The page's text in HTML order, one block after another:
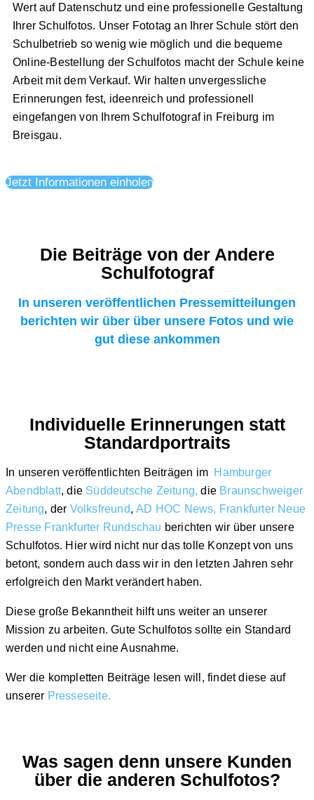
Wert auf Datenschutz und eine professionelle Gestaltung
Ihrer Schulfotos. Unser Fototag an Ihrer Schule stört den
Schulbetrieb so wenig wie möglich und die bequeme
Online-Bestellung der Schulfotos macht der Schule keine
Arbeit mit dem Verkauf. Wir halten unvergessliche
Erinnerungen fest, ideenreich und professionell
eingefangen von Ihrem Schulfotograf in Freiburg im
Breisgau.
Jetzt Informationen einholen
Die Beiträge von der Andere
Schulfotograf
In unseren veröffentlichen Pressemitteilungen
berichten wir über über unsere Fotos und wie
gut diese ankommen
Individuelle Erinnerungen statt
Standardportraits
In unseren veröffentlichten Beiträgen im Hamburger
Abendblatt, die Süddeutsche Zeitung, die Braunschweiger
Zeitung, der Volksfreund,AD HOC News, Frankfurter Neue
Presse Frankfurter Rundschau berichten wir über unsere
Schulfotos. Hier wird nicht nur das tolle Konzept von uns
betont, sondern auch dass wir in den letzten Jahren sehr
erfolgreich den Markt verändert haben.
Diese große Bekanntheit hilft uns weiter an unserer
Mission zu arbeiten.Gute Schulfotos sollte ein Standard
werden und nicht eine Ausnahme.
Wer die kompletten Beiträge lesen will, findet diese auf
unserer Presseseite.
Was sagen denn unsere Kunden
über die anderen Schulfotos?